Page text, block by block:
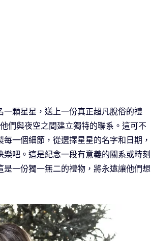
顆星星，送上一份真正超凡脫俗的禮
他們與夜空之間建立獨特的聯系。這可不
一個細節，從選擇星星的名字和日期，
吧。這是紀念一段有意義的關系或時刻
一份獨一無二的禮物，將永遠讓他們想